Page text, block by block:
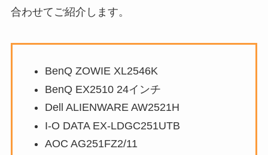
合わせてご紹介します。
BenQ ZOWIE XL2546K
BenQ EX2510 24インチ
Dell ALIENWARE AW2521H
I-O DATA ‎EX-LDGC251UTB
AOC AG251FZ2/11